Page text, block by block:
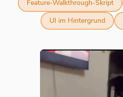
Feature-Walkthrough-Skript
UI im Hintergrund